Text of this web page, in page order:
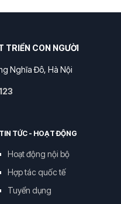
TRIỂN CON NGƯỜI
Nghĩa Đô, Hà Nội
TIN TỨC - HOẠT ĐỘNG
Hoạt động nội bộ
Hợp tác quốc tế
Tuyển dụng